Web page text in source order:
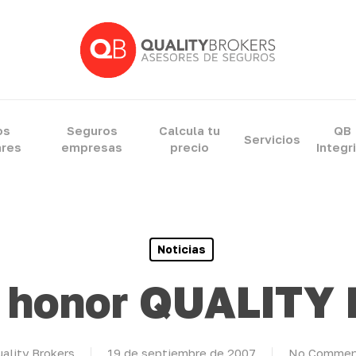
Seguros
empresas
Calcula tu
precio
Servicios
QB
Noticias
QUALITY
Brokers 19 de septiembre de 2007 No